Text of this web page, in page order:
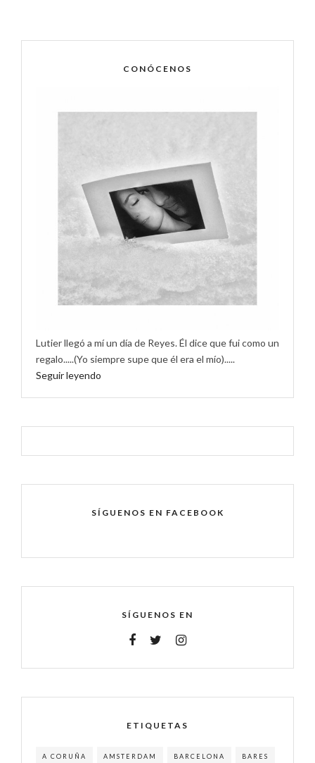
CONÓCENOS
Lutier llegó a mí un día de Reyes. Él dice que fui como un
regalo.....(Yo siempre supe que él era el mío).....
Seguir leyendo
SÍGUENOS EN FACEBOOK
SÍGUENOS EN
ETIQUETAS
A CORUÑA AMSTERDAM BARCELONA BARES